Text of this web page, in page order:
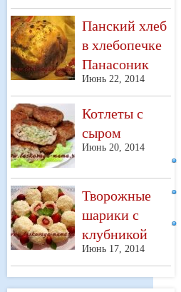
Панский хлеб
в хлебопечке
Панасоник
Июнь 22, 2014
Котлеты с
сыром
Июнь 20, 2014
Творожные
шарики с
клубникой
Июнь 17, 2014